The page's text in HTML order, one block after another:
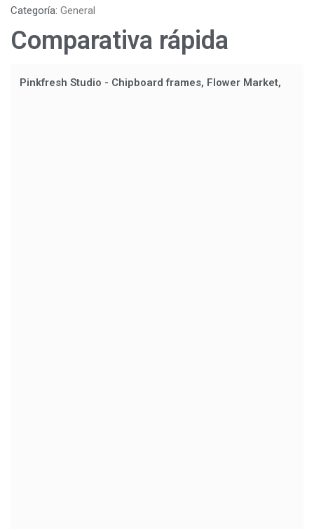
Categoría: General
Comparativa rápida
Pinkfresh Studio - Chipboard frames, Flower Market,